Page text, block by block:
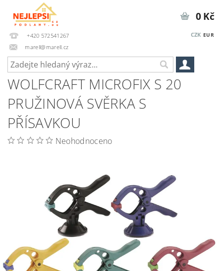
+420 572541267
marell@marell.cz
CZK EUR
0 Kč
WOLFCRAFT MICROFIX S 20
PRUŽINOVÁ SVĚRKA S
PŘÍSAVKOU
Neohodnoceno